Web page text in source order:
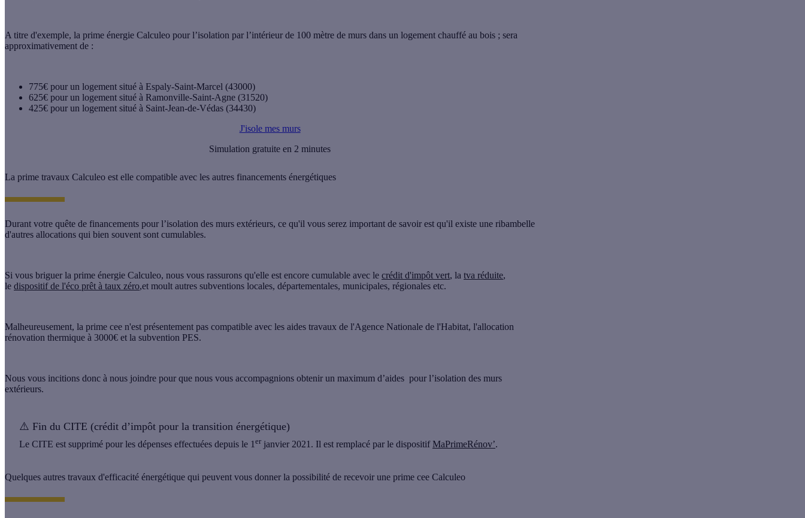
A titre d'exemple, la prime énergie Calculeo pour l’isolation par l’intérieur de 100 mètre de murs dans un logement chauffé au bois ; sera
approximativement de :
775€ pour un logement situé à Espaly-Saint-Marcel (43000)
625€ pour un logement situé à Ramonville-Saint-Agne (31520)
425€ pour un logement situé à Saint-Jean-de-Védas (34430)
J'isole mes murs
Simulation gratuite en 2 minutes
La prime travaux Calculeo est elle compatible avec les autres financements énergétiques
Durant votre quête de financements pour l’isolation des murs extérieurs, ce qu'il vous serez important de savoir est qu'il existe une ribambelle
d'autres allocations qui bien souvent sont cumulables.
Si vous briguer la prime énergie Calculeo, nous vous rassurons qu'elle est encore cumulable avec le crédit d'impôt vert, la tva réduite,
le dispositif de l'éco prêt à taux zéro,et moult autres subventions locales, départementales, municipales, régionales etc.
Malheureusement, la prime cee n'est présentement pas compatible avec les aides travaux de l'Agence Nationale de l'Habitat, l'allocation
rénovation thermique à 3000€ et la subvention PES.
Nous vous incitions donc à nous joindre pour que nous vous accompagnions obtenir un maximum d’aides pour l’isolation des murs
extérieurs.
⚠️ Fin du CITE (crédit d’impôt pour la transition énergétique)
Le CITE est supprimé pour les dépenses effectuées depuis le 1 er janvier 2021. Il est remplacé par le dispositifMaPrimeRénov’.
Quelques autres travaux d'efficacité énergétique qui peuvent vous donner la possibilité de recevoir une prime cee Calculeo